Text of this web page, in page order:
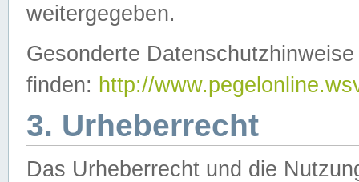
weitergegeben.
Gesonderte
finden: http://
3. Urheberrecht
Das Urheberrecht und die